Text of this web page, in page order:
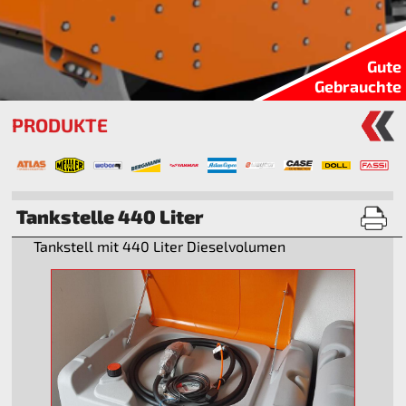
Gute
Gebrauchte
PRODUKTE
Tankstelle 440 Liter
Tankstell mit 440 Liter Dieselvolumen